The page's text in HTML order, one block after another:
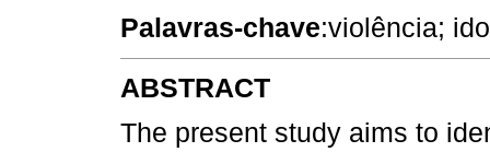
Palavras-chave:violência;
ABSTRACT
The present study aims to